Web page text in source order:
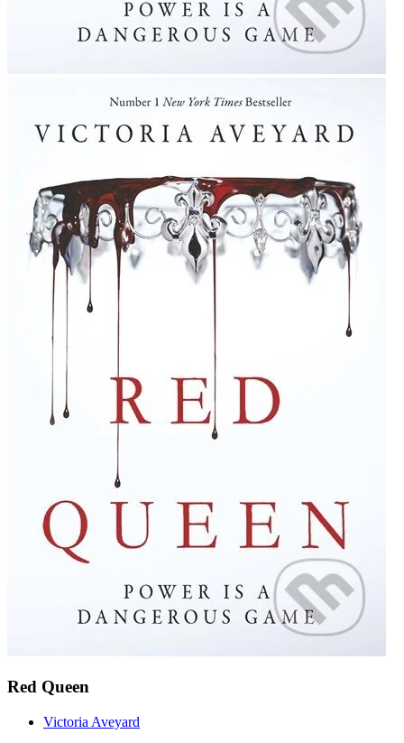
Red Queen
Victoria Aveyard